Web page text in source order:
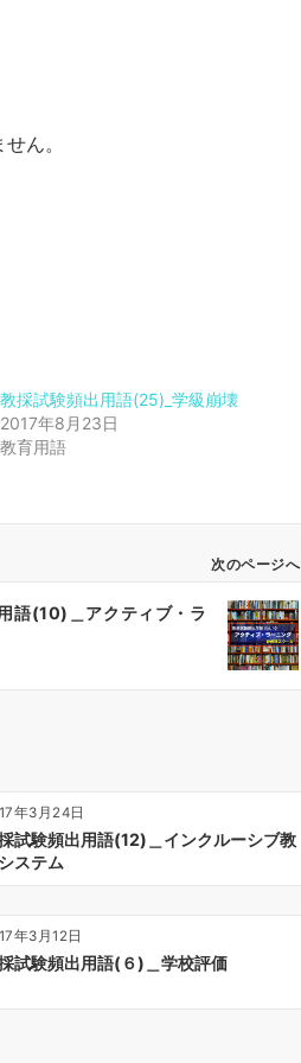
ん。
教採試験頻出用語(25)_学級崩壊
2017年8月23日
教育用語
次のページへ
語(10)＿アクティブ・ラ
年3月24日
試験頻出用語(12)＿インクルーシブ教
ステム
年3月12日
試験頻出用語(６)＿学校評価